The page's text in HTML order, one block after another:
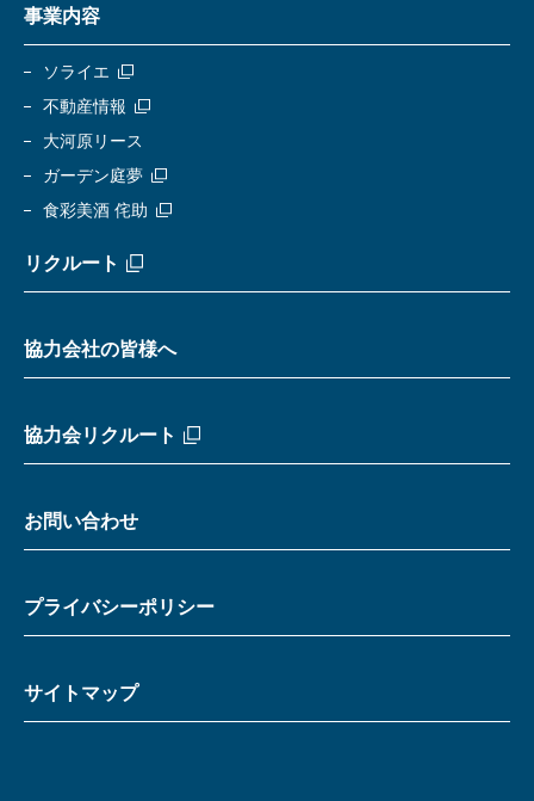
事業内容
ソライエ
不動産情報
大河原リース
ガーデン庭夢
食彩美酒 侘助
リクルート
協力会社の皆様へ
協力会リクルート
お問い合わせ
プライバシーポリシー
サイトマップ